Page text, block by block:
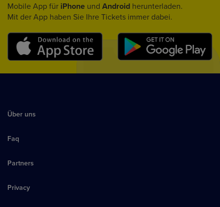
Mobile App für iPhone und Android herunterladen.
Mit der App haben Sie Ihre Tickets immer dabei.
Über uns
Faq
Partners
Privacy